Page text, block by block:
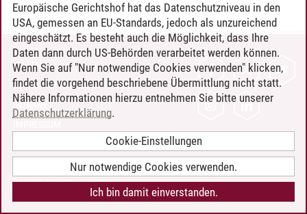
KONTAKT
LEUPHANA ALS ARBEITGEBER
INTRANET
BARRIEREFREIHEIT
COOKIE-EINSTELLUNGEN
Europäische Gerichtshof hat das Datenschutzniveau in den
USA, gemessen an EU-Standards, jedoch als unzureichend
eingeschätzt. Es besteht auch die Möglichkeit, dass Ihre
Daten dann durch US-Behörden verarbeitet werden können.
Wenn Sie auf "Nur notwendige Cookies verwenden" klicken,
findet die vorgehend beschriebene Übermittlung nicht statt.
Nähere Informationen hierzu entnehmen Sie bitte unserer
Datenschutzerklärung.
Cookie-Einstellungen
Nur notwendige Cookies verwenden.
Ich bin damit einverstanden.